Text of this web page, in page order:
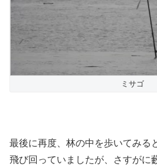
ミサゴ
最後に再度、林の中を歩いてみる
飛び回っていましたが、さすがに